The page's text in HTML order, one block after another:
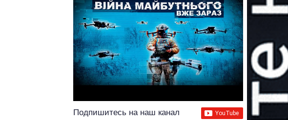
Подпишитесь на наш канал